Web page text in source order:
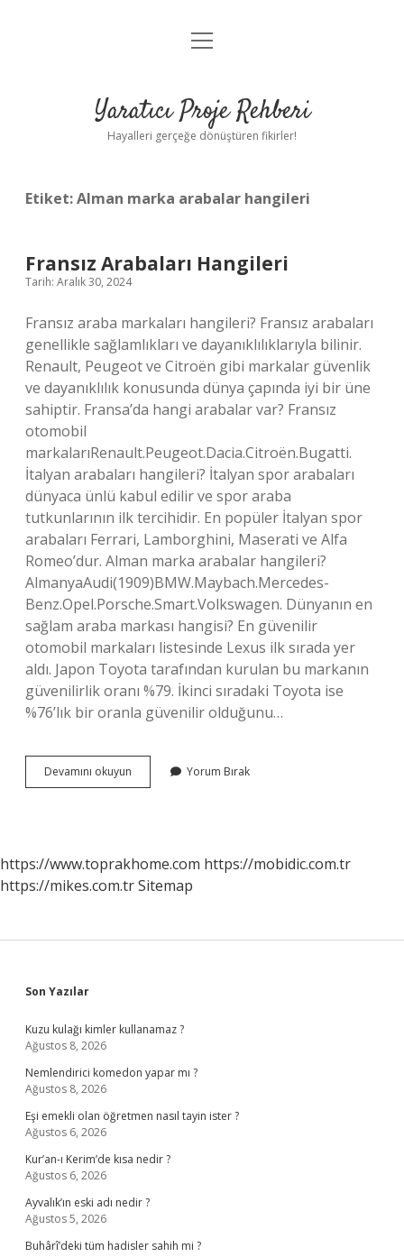
Anasayfa
Yasal Uyarı
menüyü
Yaratıcı Proje Rehberi
Hayalleri gerçeğe dönüştüren fikirler!
Etiket:Alman marka arabalar hangileri
Fransız Arabaları Hangileri
Tarih: Aralık 30, 2024
Fransız araba markaları hangileri? Fransız arabaları
genellikle sağlamlıkları ve dayanıklılıklarıyla bilinir.
Renault, Peugeot ve Citroën gibi markalar güvenlik
ve dayanıklılık konusunda dünya çapında iyi bir üne
sahiptir. Fransa’da hangi arabalar var? Fransız
otomobil
markalarıRenault.Peugeot.Dacia.Citroën.Bugatti.
İtalyan arabaları hangileri? İtalyan spor arabaları
dünyaca ünlü kabul edilir ve spor araba
tutkunlarının ilk tercihidir. En popüler İtalyan spor
arabaları Ferrari, Lamborghini, Maserati ve Alfa
Romeo’dur. Alman marka arabalar hangileri?
AlmanyaAudi(1909)BMW.Maybach.Mercedes-
Benz.Opel.Porsche.Smart.Volkswagen. Dünyanın en
sağlam araba markası hangisi? En güvenilir
otomobil markaları listesinde Lexus ilk sırada yer
aldı. Japon Toyota tarafından kurulan bu markanın
güvenilirlik oranı %79. İkinci sıradaki Toyota ise
%76’lık bir oranla güvenilir olduğunu…
Devamını okuyun
Arabaları
Yorum Bırak
https://www.toprakhome.com https://mobidic.com.tr
https://mikes.com.trSitemap
Sidebar
Son Yazılar
Kuzu kulağı kimler kullanamaz ?
Ağustos 8, 2026
Nemlendirici komedon yapar mı ?
Ağustos 8, 2026
Eşi emekli olan öğretmen nasıl tayin ister ?
Ağustos 6, 2026
Kur’an-ı Kerim’de kısa nedir ?
Ağustos 6, 2026
Ayvalık’ın eski adı nedir ?
Ağustos 5, 2026
Buhârî’deki tüm hadisler sahih mi ?